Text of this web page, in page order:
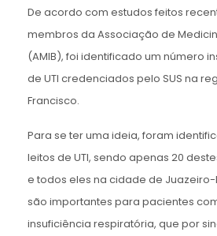
De acordo com estudos feitos
membros da Associação de
(AMIB), foi identificado um número
de UTI credenciados pelo SUS na
Francisco.
Para se ter uma ideia, foram
leitos de UTI, sendo apenas 20
e todos eles na cidade de
são importantes para pacientes
insuficiência respiratória, que por